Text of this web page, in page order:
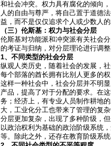
和社会冲突。权力具有腐化的倾向
人的自由与尊严，将自己置于道德
益，而不是仅仅追求个人或少数人
（三）伦斯基：权力与社会分层
伦斯基对功能派和冲突派有关社会
的考证与归纳，对分层理论进行调
1、不同类型的社会分层
纵观人类历史，随着社会的发展，
每个部落的酋长拥有比别人更多的
这样一种社会中，社会分层并不明
产品，提高了对于分配的要求。在
务；经济上，有专业人员制作耕地
大，工业化分工也带来了管理的复
分层更加复杂，出现了多种阶级，
以政治权利为基础的政治阶级系统
等。除此之外，还存在教育阶级系